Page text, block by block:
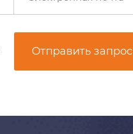
Отправить запрос